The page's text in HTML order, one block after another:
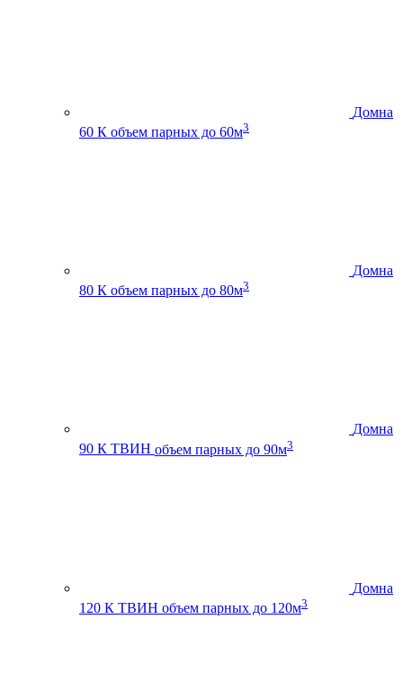
Домна
60 К объем парных до 60м3
Домна
80 К объем парных до 80м3
Домна
90 К ТВИН объем парных до 90м3
Домна
120 К ТВИН объем парных до 120м3